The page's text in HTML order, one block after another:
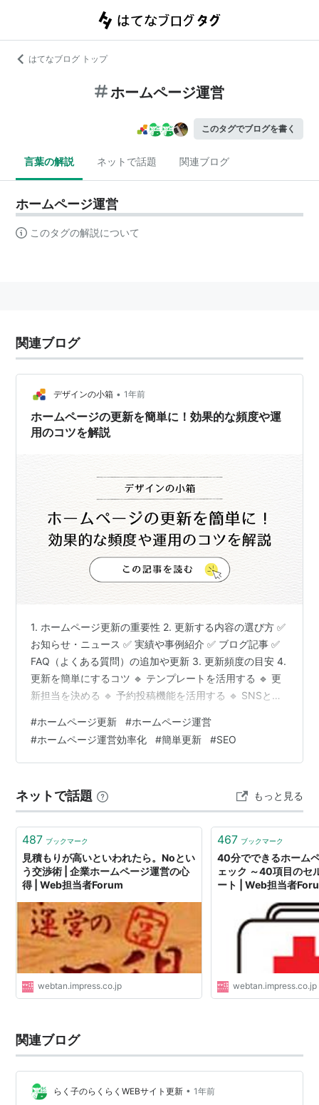
はてなブログ トップ
ホームページ運営
このタグでブログを書く
言葉の解説 ネットで話題 関連ブログ
ホームページ運営
このタグの解説について
関連ブログ
デザインの小箱 • 1年前
ホームページの更新を簡単に！効果的な頻度や運
用のコツを解説
1. ホームページ更新の重要性 2. 更新する内容の選び方 ✅
お知らせ・ニュース ✅ 実績や事例紹介 ✅ ブログ記事 ✅
FAQ（よくある質問）の追加や更新 3. 更新頻度の目安 4.
更新を簡単にするコツ 🔹 テンプレートを活用する 🔹 更
新担当を決める 🔹 予約投稿機能を活用する 🔹 SNSと連
イナーの田村佐保です！ ホームページを作ったものの、
「更新が面倒」「何を更新すればいいかわからない」と
感じている中小企業や個人事業主の方は多いのではない
ではなく、定期的な更新が重要です。…
#ホームページ更新 #ホームページ運営
#ホームページ運営効率化 #簡単更新 #SEO
ネットで話題 もっと見る
487 ブックマーク
見積もりが高いといわれたら。Noとい
う交渉術 | 企業ホームページ運営の心
得 | Web担当者Forum
webtan.impress.co.jp
467 ブックマーク
40分でできるホーム
ェック ～40項目のセ
ート | Web担当者
webtan.impress.co.jp
関連ブログ
らく子のらくらくWEBサイト更新 • 1年前